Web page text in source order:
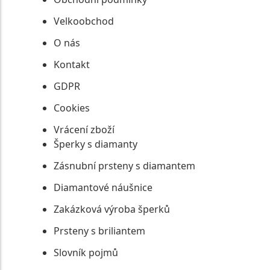
Velkoobchod
O nás
Kontakt
GDPR
Cookies
Vrácení zboží
Šperky s diamanty
Zásnubní prsteny s diamantem
Diamantové náušnice
Zakázková výroba šperků
Prsteny s briliantem
Slovník pojmů